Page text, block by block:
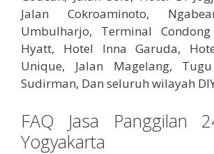
Jalan Cokroaminoto,
Umbulharjo, Terminal
Hyatt, Hotel Inna Garuda,
Unique, Jalan Magelang,
Sudirman, Dan seluruh wilayah
FAQ Jasa Panggilan
Yogyakarta